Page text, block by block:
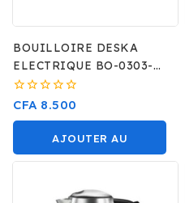
BOUILLOIRE DESKA
ELECTRIQUE BO-0303-
XB
0
5
CFA 8.500
AJOUTER AU
PANIER